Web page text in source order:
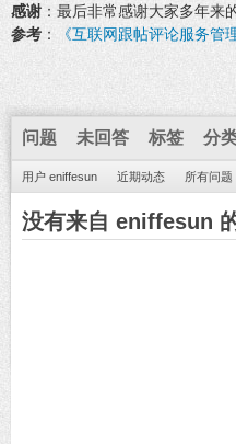
感谢 ：最后非常感谢大家多年来
参考 ： 《互联网跟帖评论服务管
问题 未回答 标签 分
用户 eniffesun 近期动态 所有问题
没有来自 eniffesun